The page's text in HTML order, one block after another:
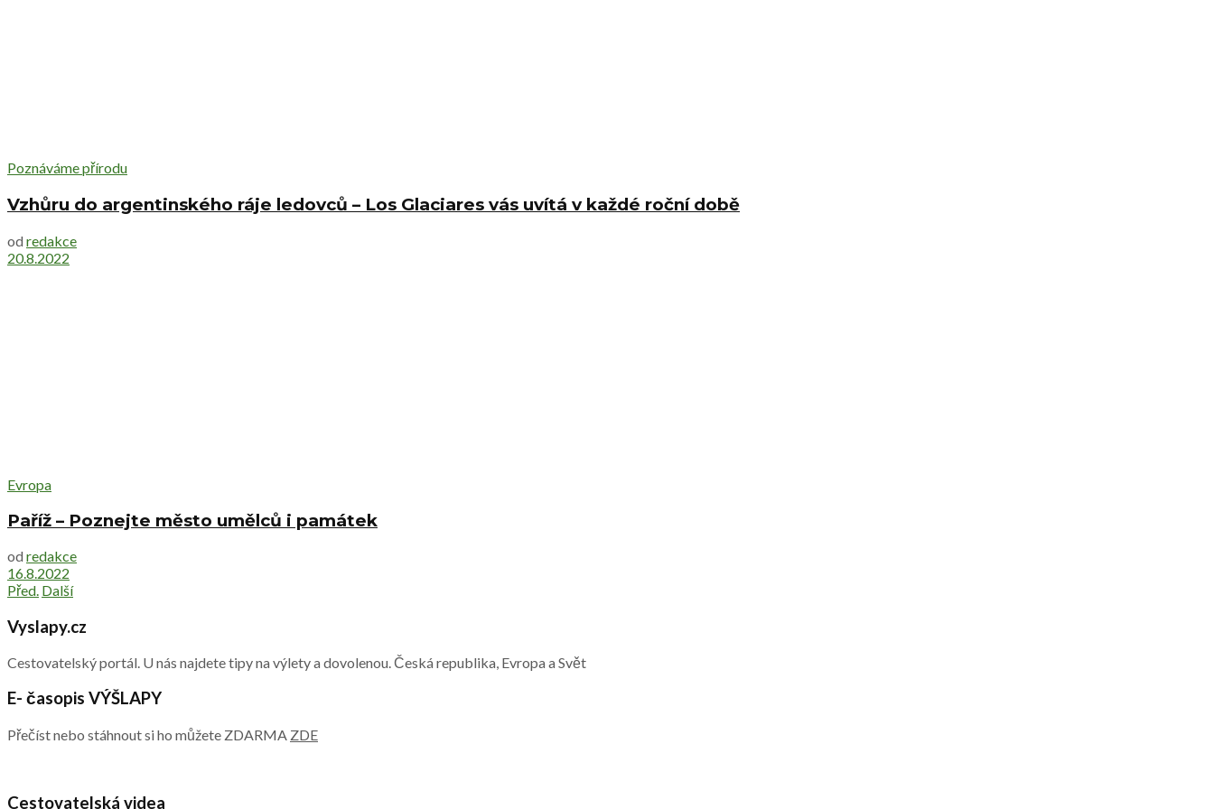
Poznáváme přírodu
Vzhůru do argentinského ráje ledovců – Los Glaciares vás uvítá v každé roční době
od redakce
20.8.2022
Evropa
Paříž – Poznejte město umělců i památek
od redakce
16.8.2022
Před. Další
Vyslapy.cz
Cestovatelský portál. U nás najdete tipy na výlety a dovolenou. Česká republika, Evropa a Svět
E- časopis VÝŠLAPY
Přečíst nebo stáhnout si ho můžete ZDARMA ZDE
Cestovatelská videa